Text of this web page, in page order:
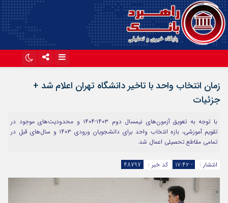
آپارات
زمان انتخاب واحد با تاخیر دانشگاه تهران اعلام شد +
جزئیات
با توجه به تعویق آزمون‌های نیمسال دوم ۱۴۰۳-۱۴۰۴ و محدودیت‌های موجود در
تقویم آموزشی، بازه انتخاب واحد برای دانشجویان ورودی ۱۴۰۳ و سال‌های قبل در
تمامی مقاطع تحصیلی اعمال شد.
انتشار : - ۱۷:۴۲ کد خبر : 48797